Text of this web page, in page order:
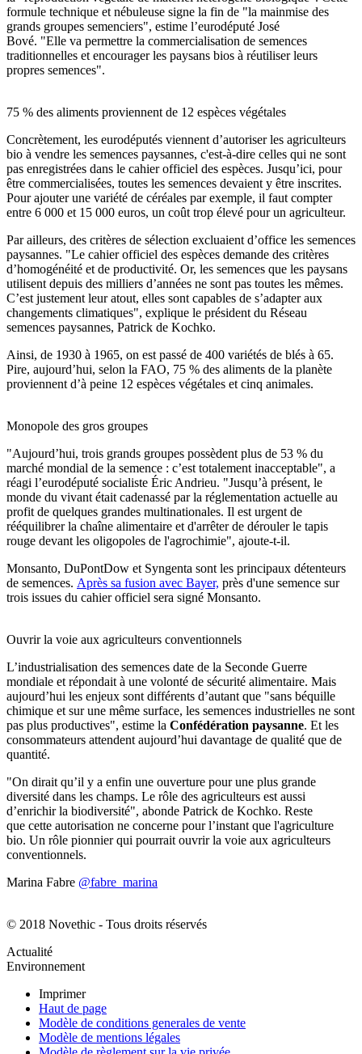
formule technique et nébuleuse signe la fin de "la mainmise des
grands groupes semenciers", estime l’eurodéputé José
Bové. "Elle va permettre la commercialisation de semences
traditionnelles et encourager les paysans bios à réutiliser leurs
propres semences".
75 % des aliments proviennent de 12 espèces végétales
Concrètement, les eurodéputés viennent d’autoriser les agriculteurs
bio à vendre les semences paysannes, c'est-à-dire celles qui ne sont
pas enregistrées dans le cahier officiel des espèces. Jusqu’ici, pour
être commercialisées, toutes les semences devaient y être inscrites.
Pour ajouter une variété de céréales par exemple, il faut compter
entre 6 000 et 15 000 euros, un coût trop élevé pour un agriculteur.
Par ailleurs, des critères de sélection excluaient d’office les semences
paysannes. "Le cahier officiel des espèces demande des critères
d’homogénéité et de productivité. Or, les semences que les paysans
utilisent depuis des milliers d’années ne sont pas toutes les mêmes.
C’est justement leur atout, elles sont capables de s’adapter aux
changements climatiques", explique le président du Réseau
semences paysannes, Patrick de Kochko.
Ainsi, de 1930 à 1965, on est passé de 400 variétés de blés à 65.
Pire, aujourd’hui, selon la FAO, 75 % des aliments de la planète
proviennent d’à peine 12 espèces végétales et cinq animales.
Monopole des gros groupes
"Aujourd’hui, trois grands groupes possèdent plus de 53 % du
marché mondial de la semence : c’est totalement inacceptable", a
réagi l’eurodéputé socialiste Éric Andrieu. "Jusqu’à présent, le
monde du vivant était cadenassé par la réglementation actuelle au
profit de quelques grandes multinationales. Il est urgent de
rééquilibrer la chaîne alimentaire et d'arrêter de dérouler le tapis
rouge devant les oligopoles de l'agrochimie", ajoute-t-il.
Monsanto, DuPontDow et Syngenta sont les principaux détenteurs
de semences. Après sa fusion avec Bayer, près d'une semence sur
trois issues du cahier officiel sera signé Monsanto.
Ouvrir la voie aux agriculteurs conventionnels
L’industrialisation des semences date de la Seconde Guerre
mondiale et répondait à une volonté de sécurité alimentaire. Mais
aujourd’hui les enjeux sont différents d’autant que "sans béquille
chimique et sur une même surface, les semences industrielles ne sont
pas plus productives", estime la Confédération paysanne. Et les
consommateurs attendent aujourd’hui davantage de qualité que de
quantité.
"On dirait qu’il y a enfin une ouverture pour une plus grande
diversité dans les champs. Le rôle des agriculteurs est aussi
d’enrichir la biodiversité", abonde Patrick de Kochko. Reste
que cette autorisation ne concerne pour l’instant que l'agriculture
bio. Un rôle pionnier qui pourrait ouvrir la voie aux agriculteurs
conventionnels.
Marina Fabre @fabre_marina
© 2018 Novethic - Tous droits réservés
Actualité
Environnement
Imprimer
Haut de page
Modèle de conditions generales de vente
Modèle de mentions légales